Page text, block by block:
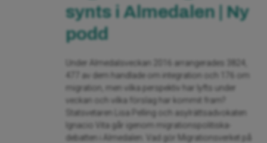
synts i Almedalen | Ny
podd
Under Almedalsveckan 2016 arrangerades 3824,
477 av dem handlade om integration och 176 om
migration, men vilka perspektiv har lyfts under
veckan och vilka förslag har kommit fram?
Statsvetaren Lisa Pelling och asylrättsadvokaten
Ignacio Vita går igenom migrationspolitiska-
debatten i Almedalen. Vad gör Migrationsverket på